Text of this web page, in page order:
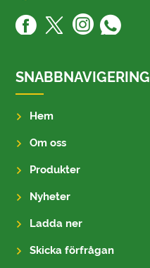
SNABBNAVIGERING
Hem
Om oss
Produkter
Nyheter
Ladda ner
Skicka förfrågan